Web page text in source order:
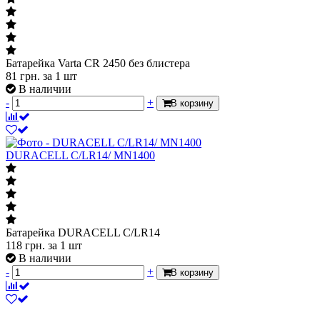
Батарейка Varta CR 2450 без блистера
81 грн. за 1 шт
В наличии
-
+ В корзину
DURACELL C/LR14/ MN1400
Батарейка DURACELL C/LR14
118 грн. за 1 шт
В наличии
-
+ В корзину